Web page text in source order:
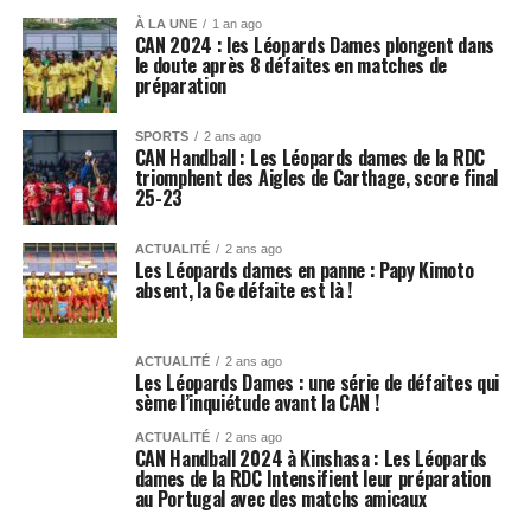
À LA UNE 1 an ago
CAN 2024 : les Léopards Dames plongent dans
le doute après 8 défaites en matches de
préparation
SPORTS 2 ans ago
CAN Handball : Les Léopards dames de la RDC
triomphent des Aigles de Carthage, score final
25-23
ACTUALITÉ 2 ans ago
Les Léopards dames en panne : Papy Kimoto
absent, la 6e défaite est là !
ACTUALITÉ 2 ans ago
Les Léopards Dames : une série de défaites qui
sème l’inquiétude avant la CAN !
ACTUALITÉ 2 ans ago
CAN Handball 2024 à Kinshasa : Les Léopards
dames de la RDC Intensifient leur préparation
au Portugal avec des matchs amicaux